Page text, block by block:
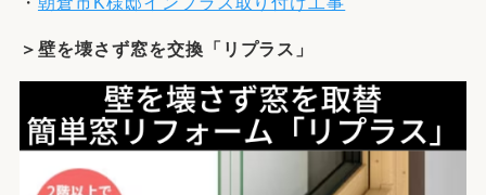
＞壁を壊さず窓を交換「リプラス」